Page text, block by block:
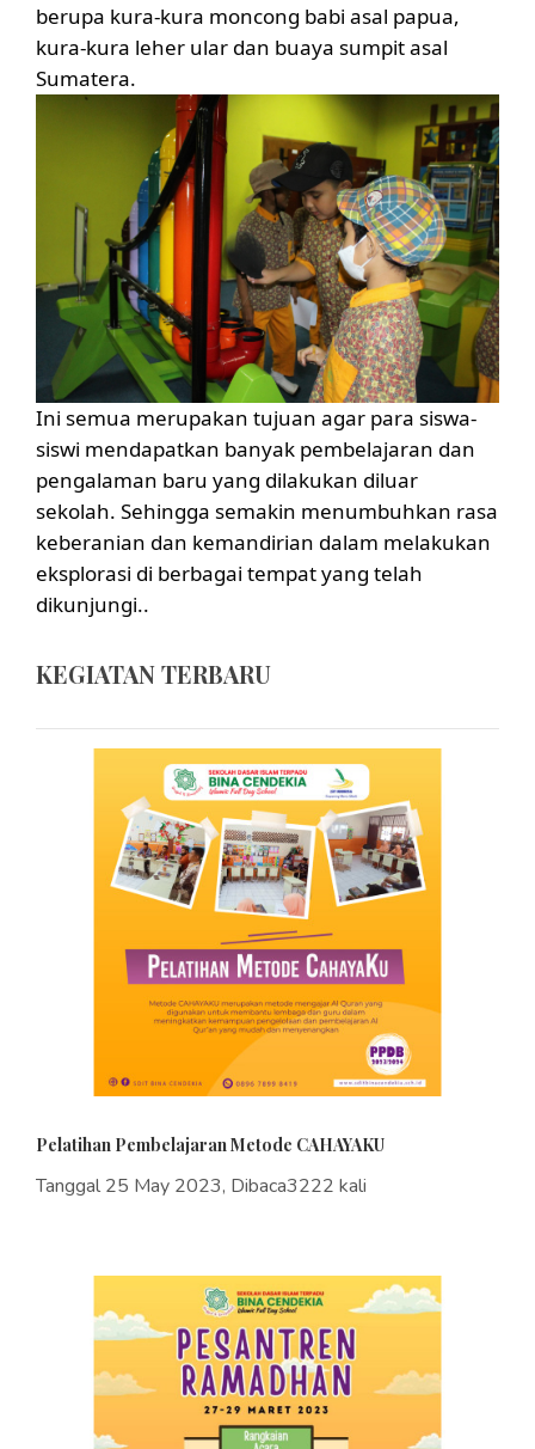
berupa kura-kura moncong babi asal papua,
kura-kura leher ular dan buaya sumpit asal
Sumatera.
Ini semua merupakan tujuan agar para siswa-
siswi mendapatkan banyak pembelajaran dan
pengalaman baru yang dilakukan diluar
sekolah. Sehingga semakin menumbuhkan rasa
keberanian dan kemandirian dalam melakukan
eksplorasi di berbagai tempat yang telah
dikunjungi..
KEGIATAN TERBARU
Pelatihan Pembelajaran Metode CAHAYAKU
Tanggal 25 May 2023, Dibaca3222 kali